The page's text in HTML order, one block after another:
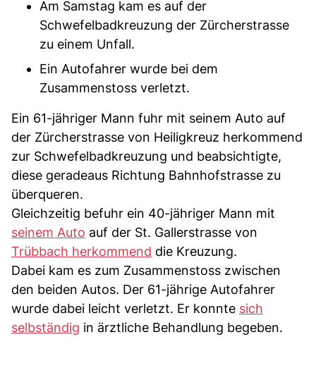
Am Samstag kam es auf der
Schwefelbadkreuzung der Zürcherstrasse
zu einem Unfall.
Ein Autofahrer wurde bei dem
Zusammenstoss verletzt.
Ein 61-jähriger Mann fuhr mit seinem Auto auf
der Zürcherstrasse von Heiligkreuz herkommend
zur Schwefelbadkreuzung und beabsichtigte,
diese geradeaus Richtung Bahnhofstrasse zu
überqueren.
Gleichzeitig befuhr ein 40-jähriger Mann mit
seinem Auto auf der St. Gallerstrasse von
Trübbach herkommend die Kreuzung.
Dabei kam es zum Zusammenstoss zwischen
den beiden Autos. Der 61-jährige Autofahrer
wurde dabei leicht verletzt. Er konnte sich
selbständig in ärztliche Behandlung begeben.